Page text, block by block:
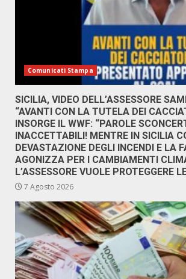
Comunicati Stampa
SICILIA, VIDEO DELL’ASSESSORE
“AVANTI CON LA TUTELA DEI
INSORGE IL WWF: “PAROLE
INACCETTABILI! MENTRE IN SICILIA
DEVASTAZIONE DEGLI INCENDI E LA
AGONIZZA PER I CAMBIAMENTI
L’ASSESSORE VUOLE PROTEGGERE
7 Agosto 2026